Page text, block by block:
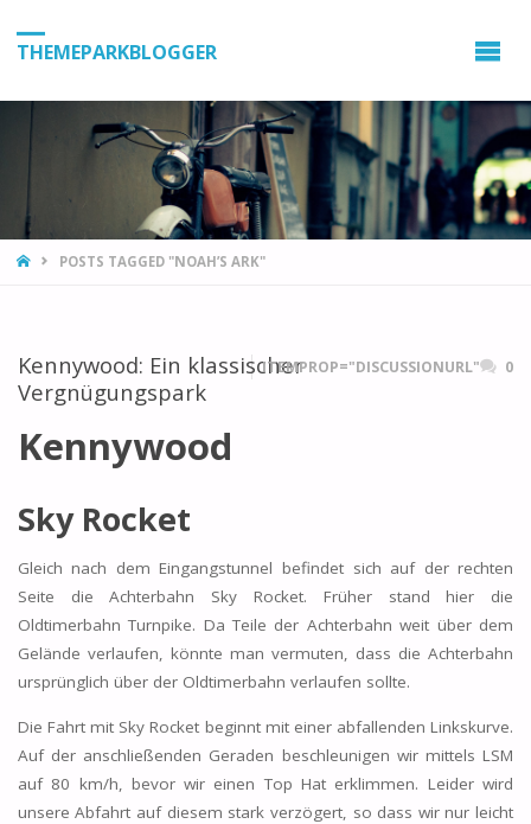
THEMEPARKBLOGGER
HOMEPOSTS TAGGED "NOAH’S ARK"
Kennywood: Ein klassischer
Vergnügungspark
ITEMPROP="DISCUSSIONURL" 0
Kennywood
Sky Rocket
Gleich nach dem Eingangstunnel befindet sich auf der rechten
Seite die Achterbahn Sky Rocket. Früher stand hier die
Oldtimerbahn Turnpike. Da Teile der Achterbahn weit über dem
Gelände verlaufen, könnte man vermuten, dass die Achterbahn
ursprünglich über der Oldtimerbahn verlaufen sollte.
Die Fahrt mit Sky Rocket beginnt mit einer abfallenden Linkskurve.
Auf der anschließenden Geraden beschleunigen wir mittels LSM
auf 80 km/h, bevor wir einen Top Hat erklimmen. Leider wird
unsere Abfahrt auf diesem stark verzögert, so dass wir nur leicht